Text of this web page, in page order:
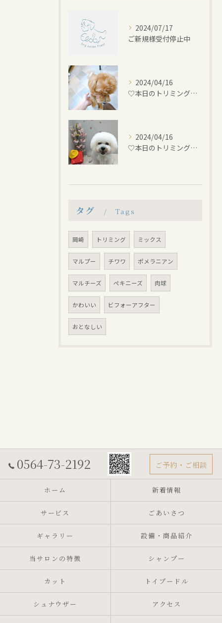
2024/07/17
ご新規様受付停止中
2024/04/16
♡本日のトリミング♡⁠~岡崎トリミングサロン~
2024/04/16
♡本日のトリミング♡⁠~岡崎トリミングサロン~
タグ Tags
岡崎 トリミング ミックス
マルプー チワワ ポメラニアン
マルチーズ ペキニーズ 肉球
かわいい ビフォーアフター
おとなしい
0564-73-2192 ご予約・ご相談
ホーム 新着情報
サービス ごあいさつ
ギャラリー 設備・商品紹介
当サロンの特徴 シャンプー
カット トイプードル
シュナウザー アクセス